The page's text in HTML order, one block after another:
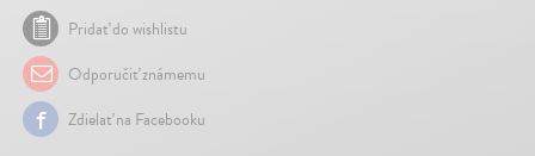
Pridať do wishlistu
Odporučiť známemu
Zdielať na Facebooku